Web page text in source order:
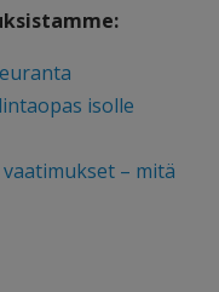
isolle
– mitä